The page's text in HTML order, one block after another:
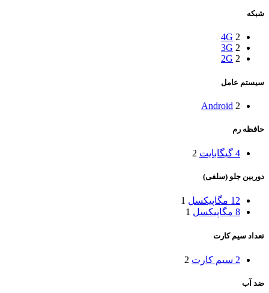
شبکه
4G 2
3G 2
2G 2
سیستم عامل
Android 2
حافظه رم
4 گیگابایت 2
دوربین جلو (سلفی)
12 مگاپیکسل
1
8 مگاپیکسل
1
تعداد سیم کارت
2 سیم کارت 2
ضد آب